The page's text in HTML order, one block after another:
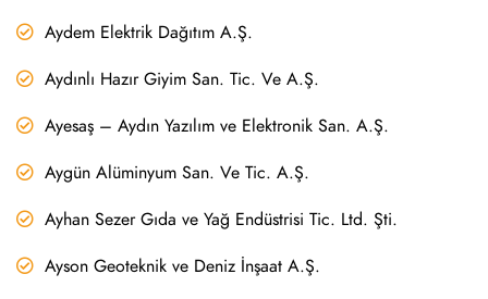
Aydem Elektrik Dağıtım A.Ş.
Aydınlı Hazır Giyim San. Tic. Ve A.Ş.
Ayesaş – Aydın Yazılım ve Elektronik San. A.Ş.
Aygün Alüminyum San. Ve Tic. A.Ş.
Ayhan Sezer Gıda ve Yağ Endüstrisi Tic. Ltd. Şti.
Ayson Geoteknik ve Deniz İnşaat A.Ş.